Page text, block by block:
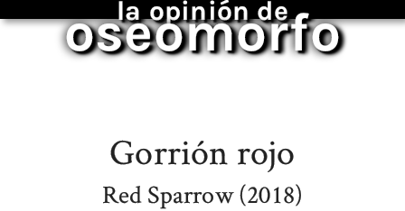
la opinión de
oseomorfo
Gorrión rojo
Red Sparrow (2018)